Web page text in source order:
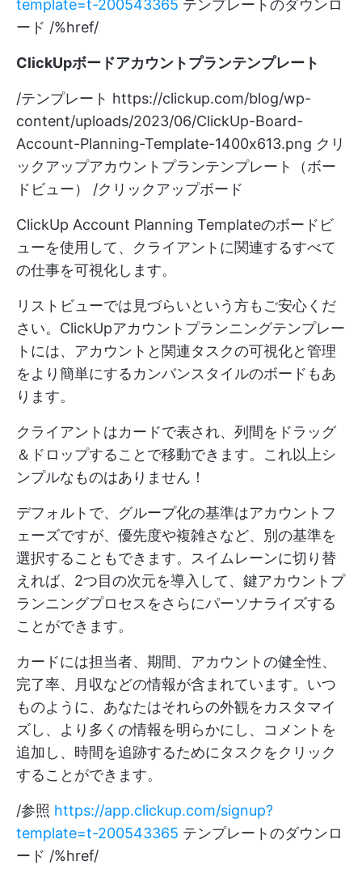
template=t-200543365 テンプレートのダウンロ
ード /%href/
ClickUpボードアカウントプランテンプレート
/テンプレート https://clickup.com/blog/wp-
content/uploads/2023/06/ClickUp-Board-
Account-Planning-Template-1400x613.png クリ
ックアップアカウントプランテンプレート（ボー
ドビュー） /クリックアップボード
ClickUp Account Planning Templateのボードビ
ューを使用して、クライアントに関連するすべて
の仕事を可視化します。
リストビューでは見づらいという方もご安心くだ
さい。ClickUpアカウントプランニングテンプレー
トには、アカウントと関連タスクの可視化と管理
をより簡単にするカンバンスタイルのボードもあ
ります。
クライアントはカードで表され、列間をドラッグ
＆ドロップすることで移動できます。これ以上シ
ンプルなものはありません！
デフォルトで、グループ化の基準はアカウントフ
ェーズですが、優先度や複雑さなど、別の基準を
選択することもできます。スイムレーンに切り替
えれば、2つ目の次元を導入して、鍵アカウントプ
ランニングプロセスをさらにパーソナライズする
ことができます。
カードには担当者、期間、アカウントの健全性、
完了率、月収などの情報が含まれています。いつ
ものように、あなたはそれらの外観をカスタマイ
ズし、より多くの情報を明らかにし、コメントを
追加し、時間を追跡するためにタスクをクリック
することができます。
/参照 https://app.clickup.com/signup?
template=t-200543365 テンプレートのダウンロ
ード /%href/